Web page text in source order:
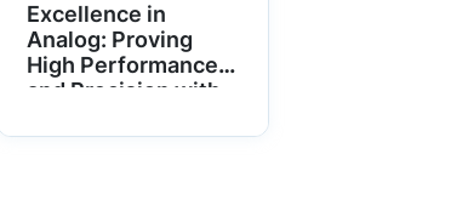
Excellence in
Analog: Proving
High Performance
and Precision with